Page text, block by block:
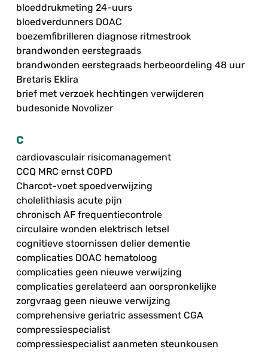
bloeddrukmeting 24-uurs
bloedverdunners DOAC
boezemfibrilleren diagnose ritmestrook
brandwonden eerstegraads
brandwonden eerstegraads herbeoordeling 48 uur
Bretaris Eklira
brief met verzoek hechtingen verwijderen
budesonide Novolizer
C
cardiovasculair risicomanagement
CCQ MRC ernst COPD
Charcot-voet spoedverwijzing
cholelithiasis acute pijn
chronisch AF frequentiecontrole
circulaire wonden elektrisch letsel
cognitieve stoornissen delier dementie
complicaties DOAC hematoloog
complicaties geen nieuwe verwijzing
complicaties gerelateerd aan oorspronkelijke
zorgvraag geen nieuwe verwijzing
comprehensive geriatric assessment CGA
compressiespecialist
compressiespecialist aanmeten steunkousen